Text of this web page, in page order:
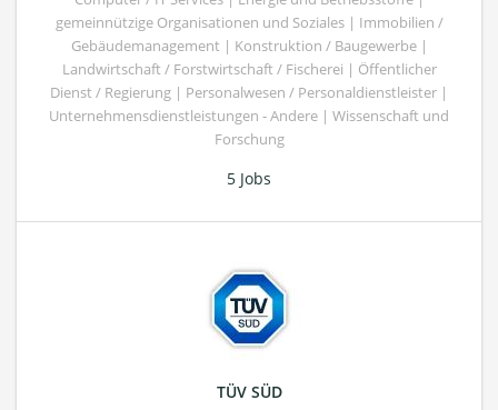
gemeinnützige Organisationen und Soziales | Immobilien /
Gebäudemanagement | Konstruktion / Baugewerbe |
Landwirtschaft / Forstwirtschaft / Fischerei | Öffentlicher
Dienst / Regierung | Personalwesen / Personaldienstleister |
Unternehmensdienstleistungen - Andere | Wissenschaft und
Forschung
5 Jobs
TÜV SÜD